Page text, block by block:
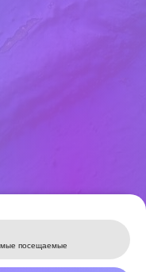
Leaflet
посещаемые